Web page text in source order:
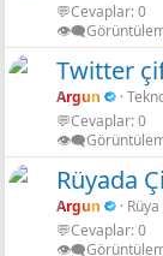
💬Cevaplar 0
Twitter
Argun
💬Cevaplar 0
Rüyada
Argun
💬Cevaplar 0